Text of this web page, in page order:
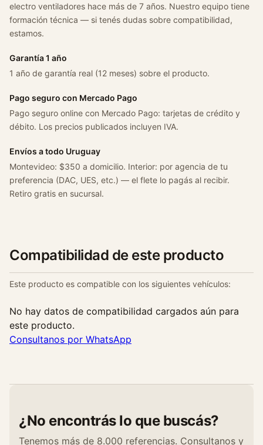
8
L
x
0
1
5
2
1
8
c
a
d
a
d
electro ventiladores hace más de 7 años. Nuestro equipo tiene
formación técnica — si tenés dudas sobre compatibilidad,
estamos.
Garantía 1 año
1 año de garantía real (12 meses) sobre el producto.
Pago seguro con Mercado Pago
Pago seguro online con Mercado Pago: tarjetas de crédito y
débito. Los precios publicados incluyen IVA.
Envíos a todo Uruguay
Montevideo: $350 a domicilio. Interior: por agencia de tu
preferencia (DAC, UES, etc.) — el flete lo pagás al recibir.
Retiro gratis en sucursal.
Compatibilidad de este producto
Este producto es compatible con los siguientes vehículos:
No hay datos de compatibilidad cargados aún para
este producto.
Consultanos por WhatsApp
¿No encontrás lo que buscás?
Tenemos más de 8.000 referencias. Consultanos y